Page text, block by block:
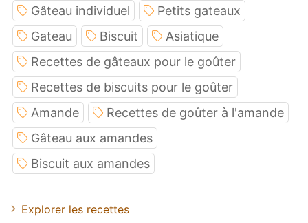
Gâteau individuel
Petits gateaux
Gateau
Biscuit
Asiatique
Recettes de gâteaux pour le goûter
Recettes de biscuits pour le goûter
Amande
Recettes de goûter à l'amande
Gâteau aux amandes
Biscuit aux amandes
Explorer les recettes